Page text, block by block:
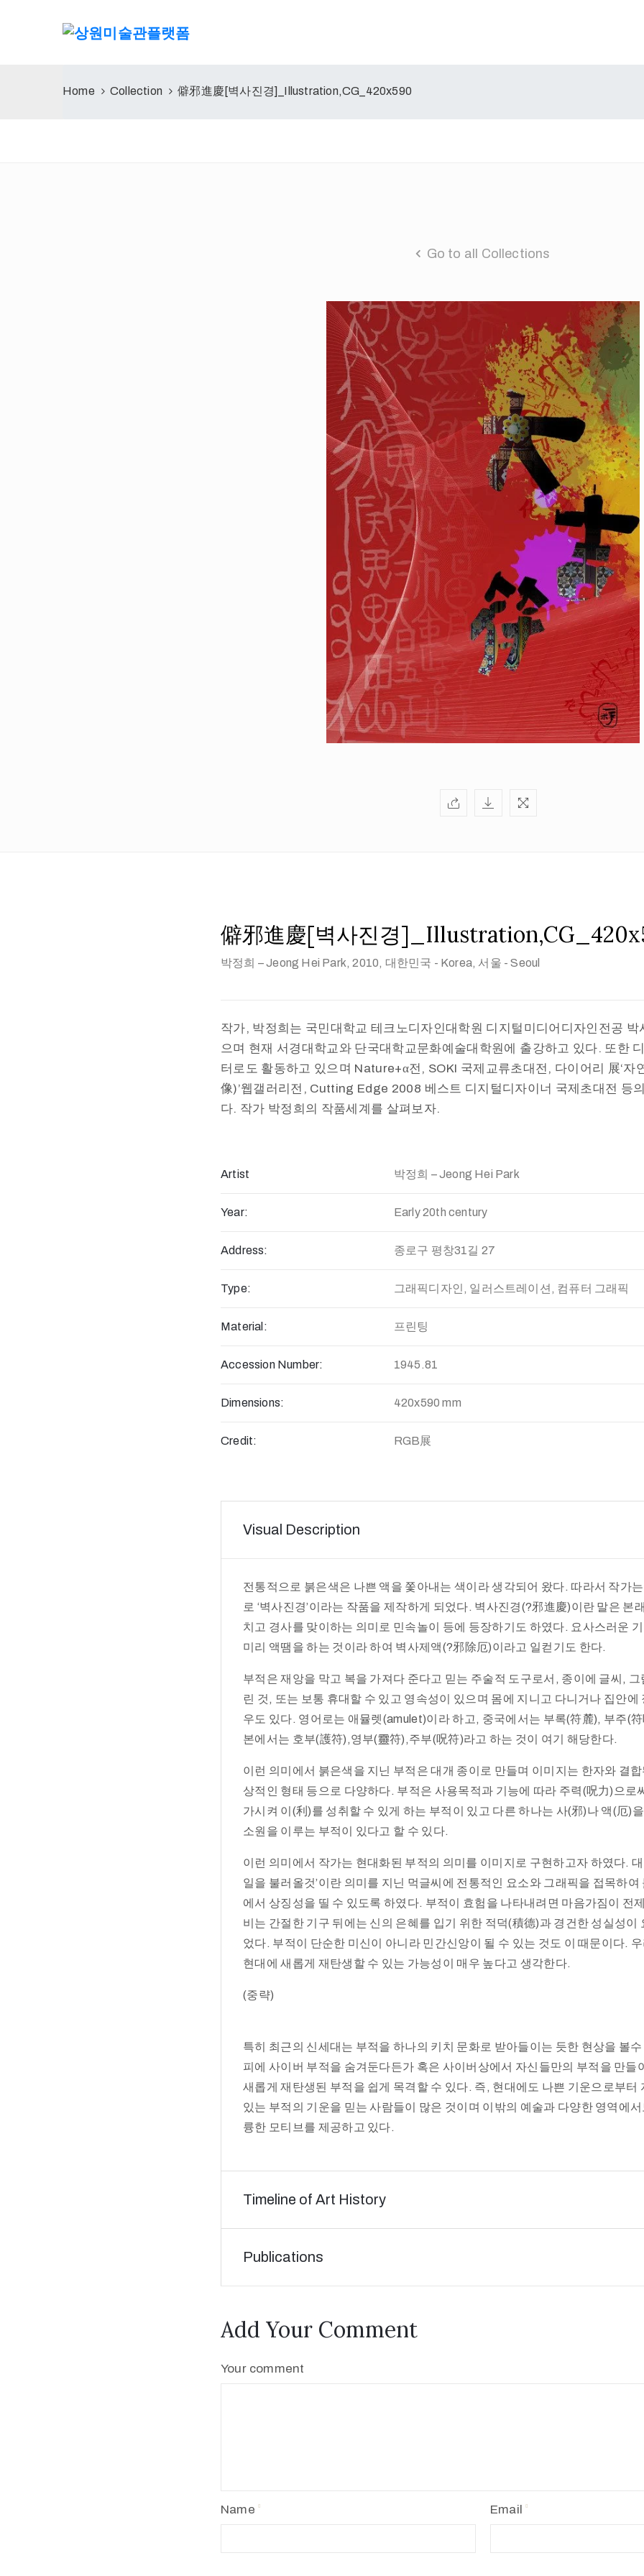
Home Collection 僻邪進慶[벽사진경]_Illustration,CG_420x590
Go to all Collections
僻邪進慶[벽사진경
박정희 – Jeong Hei Park, 2010, 대한민국 - Korea, 서울 - Seoul
작가, 박정희는 국민대학교 테크노디자인대학원 디지털미디어디자인전공 박
으며 현재 서경대학교와 단국대학교문화예술대학원에 출강하고 있다. 또한
터로도 활동하고 있으며 Nature+α전, SOKI 국제교류초대전, 다이어리 展‘자
像)’웹갤러리전, Cutting Edge 2008 베스트 디지털디자이너 국제초대전 등
다. 작가 박정희의 작품세계를 살펴보자.
Artist 박정희 – Jeong Hei Park
Year: Early 20th century
Address: 종로구 평창31길 27
Type: 그래픽디자인, 일러스트레이션, 컴퓨터 그래픽
Material: 프린팅
Accession Number: 1945.81
Dimensions: 420x590 mm
Credit: RGB展
Visual Description
전통적으로 붉은색은 나쁜 액을 쫓아내는 색이라 생각되어 왔다. 따라서 작가
로 ‘벽사진경’이라는 작품을 제작하게 되었다. 벽사진경(?邪進慶)이란 말은 본
치고 경사를 맞이하는 의미로 민속놀이 등에 등장하기도 하였다. 요사스러운
미리 액땜을 하는 것이라 하여 벽사제액(?邪除厄)이라고 일컫기도 한다.
부적은 재앙을 막고 복을 가져다 준다고 믿는 주술적 도구로서, 종이에 글씨,
린 것, 또는 보통 휴대할 수 있고 영속성이 있으며 몸에 지니고 다니거나 집안에
우도 있다. 영어로는 애뮬렛(amulet)이라 하고, 중국에서는 부록(符麓), 부주(
본에서는 호부(護符),영부(靈符),주부(呪符)라고 하는 것이 여기 해당한다.
이런 의미에서 붉은색을 지닌 부적은 대개 종이로 만들며 이미지는 한자와 결
상적인 형태 등으로 다양하다. 부적은 사용목적과 기능에 따라 주력(呪力)으로
가시켜 이(利)를 성취할 수 있게 하는 부적이 있고 다른 하나는 사(邪)나 액(厄)
소원을 이루는 부적이 있다고 할 수 있다.
이런 의미에서 작가는 현대화된 부적의 의미를 이미지로 구현하고자 하였다.
일을 불러올것’이란 의미를 지닌 먹글씨에 전통적인 요소와 그래픽을 접목하여
에서 상징성을 띨 수 있도록 하였다. 부적이 효험을 나타내려면 마음가짐이 전
비는 간절한 기구 뒤에는 신의 은혜를 입기 위한 적덕(積德)과 경건한 성실성이
었다. 부적이 단순한 미신이 아니라 민간신앙이 될 수 있는 것도 이 때문이다.
현대에 새롭게 재탄생할 수 있는 가능성이 매우 높다고 생각한다.
(중략)
특히 최근의 신세대는 부적을 하나의 키치 문화로 받아들이는 듯한 현상을 볼
피에 사이버 부적을 숨겨둔다든가 혹은 사이버상에서 자신들만의 부적을 만들
새롭게 재탄생된 부적을 쉽게 목격할 수 있다. 즉, 현대에도 나쁜 기운으로부터
있는 부적의 기운을 믿는 사람들이 많은 것이며 이밖의 예술과 다양한 영역에
륭한 모티브를 제공하고 있다.
Timeline of Art History
Publications
Add Your Comment
Your comment
Name Email